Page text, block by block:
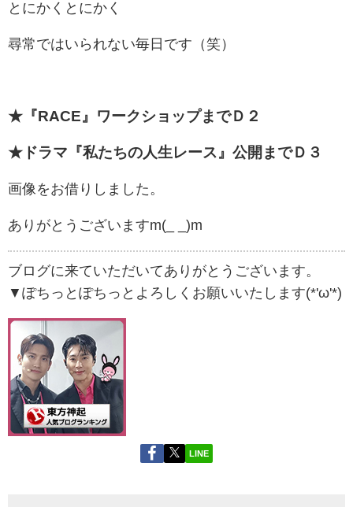
とにかくとにかく
尋常ではいられない毎日です（笑）
★『RACE』ワークショップまでＤ２
★ドラマ『私たちの人生レース』公開までＤ３
画像をお借りしました。
ありがとうございますm(_ _)m
ブログに来ていただいてありがとうございます。
▼ぽちっとぽちっとよろしくお願いいたします(*'ω'*)
LINE